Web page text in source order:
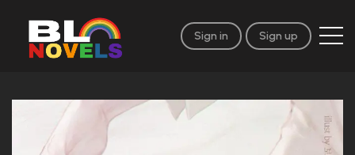
Sign in Sign up